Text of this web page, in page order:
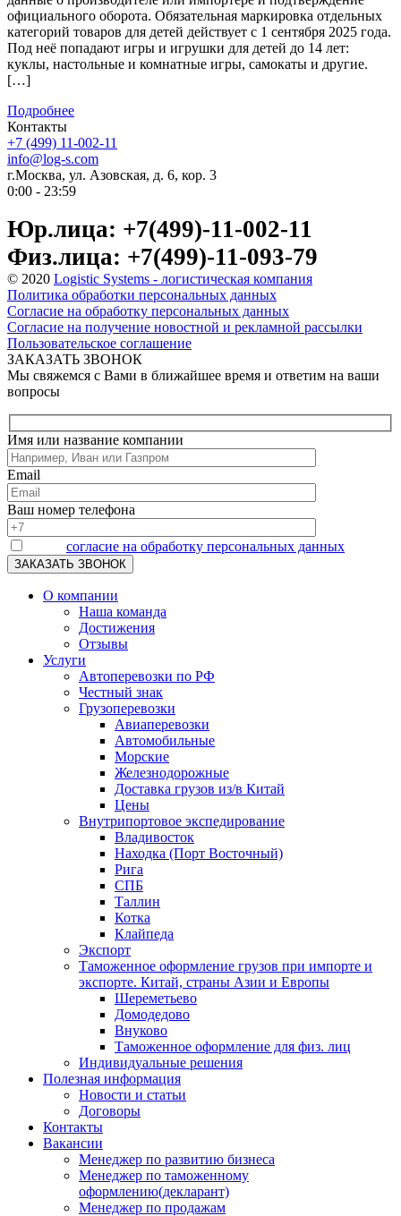
официального оборота. Обязательная маркировка отдельных
категорий товаров для детей действует с 1 сентября 2025 года.
Под неё попадают игры и игрушки для детей до 14 лет:
куклы, настольные и комнатные игры, самокаты и другие.
[…]
Подробнее
Контакты
+7 (499) 11-002-11
info@log-s.com
г.Москва, ул. Азовская, д. 6, кор. 3
0:00 - 23:59
Юр.лица: +7(499)-11-002-11
Физ.лица: +7(499)-11-093-79
© 2020 Logistic Systems - логистическая компания
Политика обработки персональных данных
Согласие на обработку персональных данных
Согласие на получение новостной и рекламной рассылки
Пользовательское соглашение
ЗАКАЗАТЬ ЗВОНОК
Мы свяжемся с Вами в ближайшее время и ответим на ваши
вопросы
Имя или название компании
Email
Ваш номер телефона
согласие на обработку персональных данных
О компании
Наша команда
Достижения
Отзывы
Услуги
Автоперевозки по РФ
Честный знак
Грузоперевозки
Авиаперевозки
Автомобильные
Морские
Железнодорожные
Доставка грузов из/в Китай
Цены
Внутрипортовое экспедирование
Владивосток
Находка (Порт Восточный)
Рига
СПБ
Таллин
Котка
Клайпеда
Экспорт
Таможенное оформление грузов при импорте и
экспорте. Китай, страны Азии и Европы
Шереметьево
Домодедово
Внуково
Таможенное оформление для физ. лиц
Индивидуальные решения
Полезная информация
Новости и статьи
Договоры
Контакты
Вакансии
Менеджер по развитию бизнеса
Менеджер по таможенному
оформлению(декларант)
Менеджер по продажам